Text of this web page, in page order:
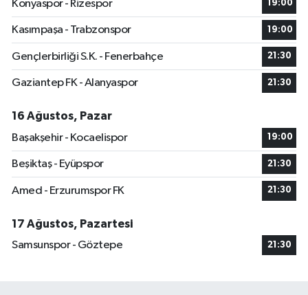
Konyaspor - Rizespor
19:00
Kasımpaşa - Trabzonspor 19:00
Gençlerbirliği S.K. - Fenerbahçe 21:30
Gaziantep FK - Alanyaspor 21:30
16 Ağustos, Pazar
Başakşehir - Kocaelispor
19:00
Beşiktaş - Eyüpspor 21:30
Amed - Erzurumspor FK 21:30
17 Ağustos, Pazartesi
Samsunspor - Göztepe
21:30